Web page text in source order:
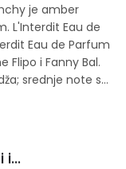
je amber
L'Interdit Eau de
Eau de Parfum
Flipo i Fanny Bal.
srednje note su